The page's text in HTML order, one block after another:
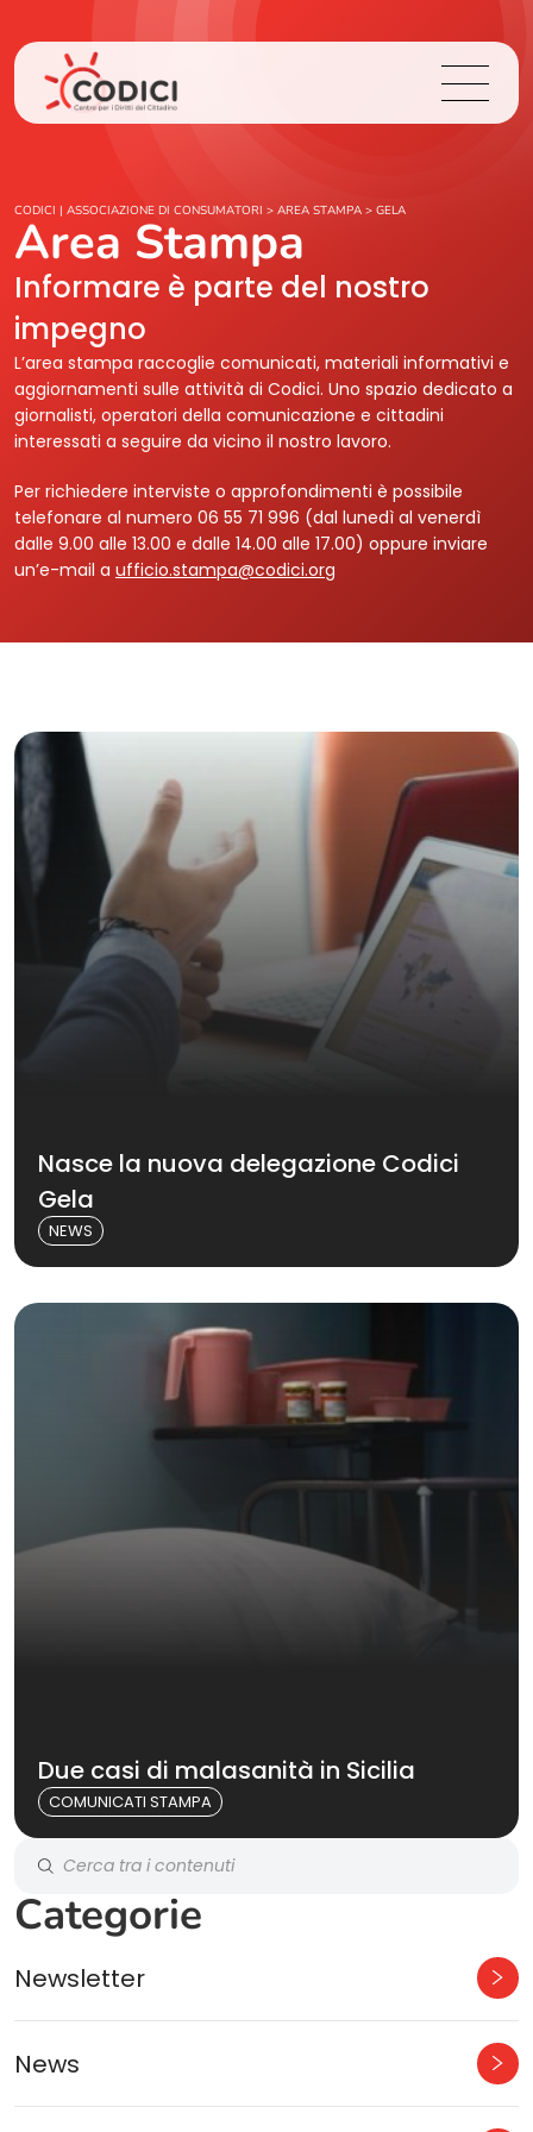
Chi Siamo
Cosa Facciamo
Area Stampa
Contatti
Login
CODICI | ASSOCIAZIONE DI CONSUMATORI > AREA STAMPA > GELA
Area Stampa
Informare è parte del nostro
impegno
L’area stampa raccoglie comunicati, materiali informativi e
aggiornamenti sulle attività di Codici. Uno spazio dedicato a
giornalisti, operatori della comunicazione e cittadini
interessati a seguire da vicino il nostro lavoro.
Per richiedere interviste o approfondimenti è possibile
telefonare al numero 06 55 71 996 (dal lunedì al venerdì
dalle 9.00 alle 13.00 e dalle 14.00 alle 17.00) oppure inviare
un’e-mail a ufficio.stampa@codici.org
Nasce la nuova delegazione Codici
Gela
NEWS
Due casi di malasanità in Sicilia
COMUNICATI STAMPA
Categorie
Newsletter
News